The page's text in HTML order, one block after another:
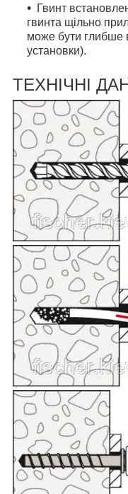
Гвинт
гвинта щільно
може бути глибше
установки).
ТЕХНІЧНІ